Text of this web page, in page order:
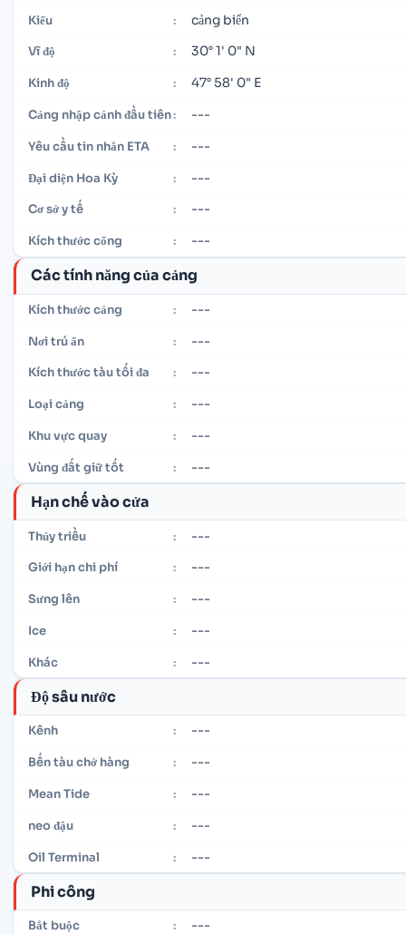
Kiểu : cảng biển
Vĩ độ : 30° 1' 0" N
Kinh độ : 47° 58' 0" E
Cảng nhập cảnh đầu tiên: ---
Yêu cầu tin nhắn ETA : ---
Đại diện Hoa Kỳ : ---
Cơ sở y tế : ---
Kích thước cổng : ---
Các tính năng của cảng
Kích thước cảng : ---
Nơi trú ẩn : ---
Kích thước tàu tối đa : ---
Loại cảng : ---
Khu vực quay : ---
Vùng đất giữ tốt : ---
Hạn chế vào cửa
Thủy triều : ---
Giới hạn chi phí : ---
Sưng lên : ---
Ice : ---
Khác : ---
Độ sâu nước
Kênh : ---
Bến tàu chở hàng : ---
Mean Tide : ---
neo đậu : ---
Oil Terminal : ---
Phi công
Bắt buộc : ---